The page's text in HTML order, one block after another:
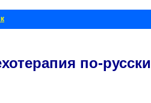
по-русски